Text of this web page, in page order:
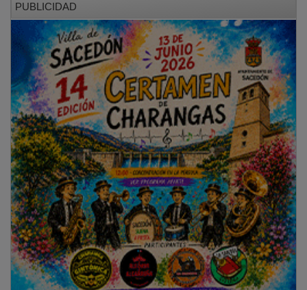
La gala de entrega de premios tendrá lugar en
Sigüenza durante el mes de octubre. El jurado,
compuesto por la Junta Directiva, seleccionará al
ganador entre las candidaturas propuestas, y podrán
otorgar hasta
dos accésits. El premio está abierto a todos los
empresarios menores de 41 años, estén o no
asociados previamente a AJE.
Más allá del galardón, AJE ha diseñado una estrategia
para "recorrer los pueblos de la provincia" y generar
sinergias. Saboya recalcó la importancia de que los
empresarios afincados en entornos rurales sientan la
asociación como algo accesible. Para ello, se han
programado cuatro encuentros clave (afterworks y
jornadas) en distintas localidades: